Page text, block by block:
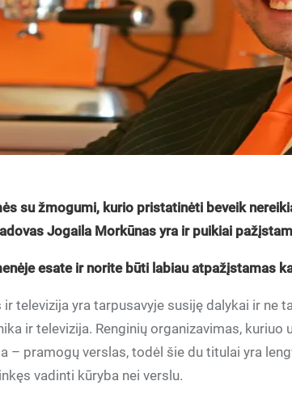
su žmogumi, kurio pristatinėti beveik
Jogaila Morkūnas yra ir puikiai
esate ir norite būti labiau atpažįstamas
ir televizija yra tarpusavyje susiję dalykai ir ne
ir televizija. Renginių organizavimas,
– pramogų verslas, todėl šie du titulai yra
vadinti kūryba nei verslu.